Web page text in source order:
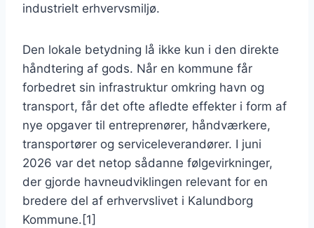
industrielt erhvervsmiljø.
Den lokale betydning lå ikke kun i den direkte
håndtering af gods. Når en kommune får
forbedret sin infrastruktur omkring havn og
transport, får det ofte afledte effekter i form af
nye opgaver til entreprenører, håndværkere,
transportører og serviceleverandører. I juni
2026 var det netop sådanne følgevirkninger,
der gjorde havneudviklingen relevant for en
bredere del af erhvervslivet i Kalundborg
Kommune.[1]